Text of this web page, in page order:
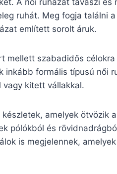
A női ruházat tavaszi
ruhát. Meg fogja találni
említett sorolt áruk.
szabadidős
formális típusú női
vagy kitett vállakkal.
amelyek ötvözik
pólókból és
is megjelennek,